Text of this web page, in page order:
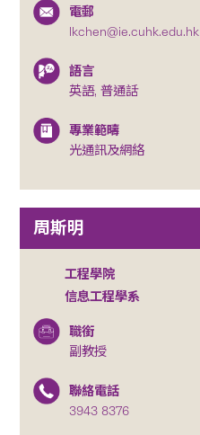
電郵
lkchen@ie.cuhk.edu.hk
語言
英語, 普通話
專業範疇
光通訊及網絡
周斯明
工程學院
信息工程學系
職銜
副教授
聯絡電話
3943 8376